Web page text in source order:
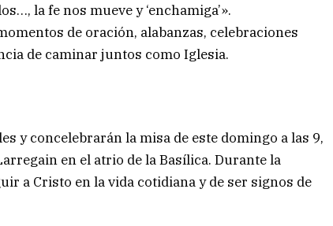
la fe nos mueve y ‘enchamiga’».
de oración, alabanzas, celebraciones
de caminar juntos como Iglesia.
y concelebrarán la misa de este domingo a las 9,
en el atrio de la Basílica. Durante la
a Cristo en la vida cotidiana y de ser signos de